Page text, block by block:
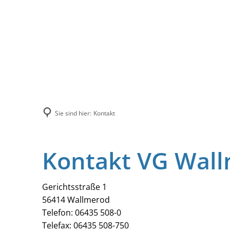
Sie sind hier: Kontakt
Kontakt VG
Gerichtsstraße 1
56414 Wallmerod
Telefon: 06435 508-0
Telefax: 06435 508-750